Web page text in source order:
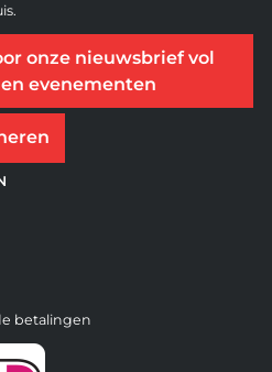
onze nieuwsbrief vol
evenementen
betalingen